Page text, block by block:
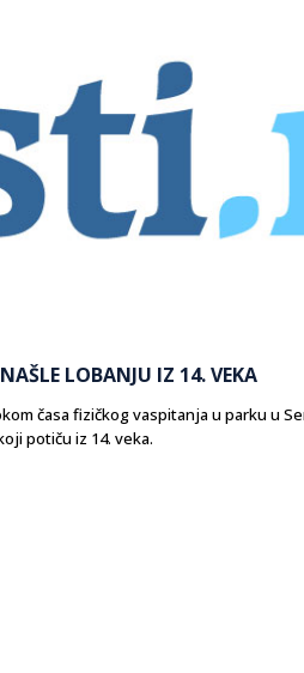
LOBANJU IZ 14. VEKA
časa fizičkog vaspitanja u parku u
potiču iz 14. veka.